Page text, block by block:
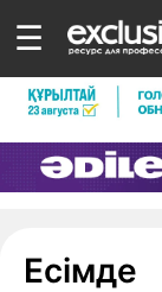
☰
Есімде